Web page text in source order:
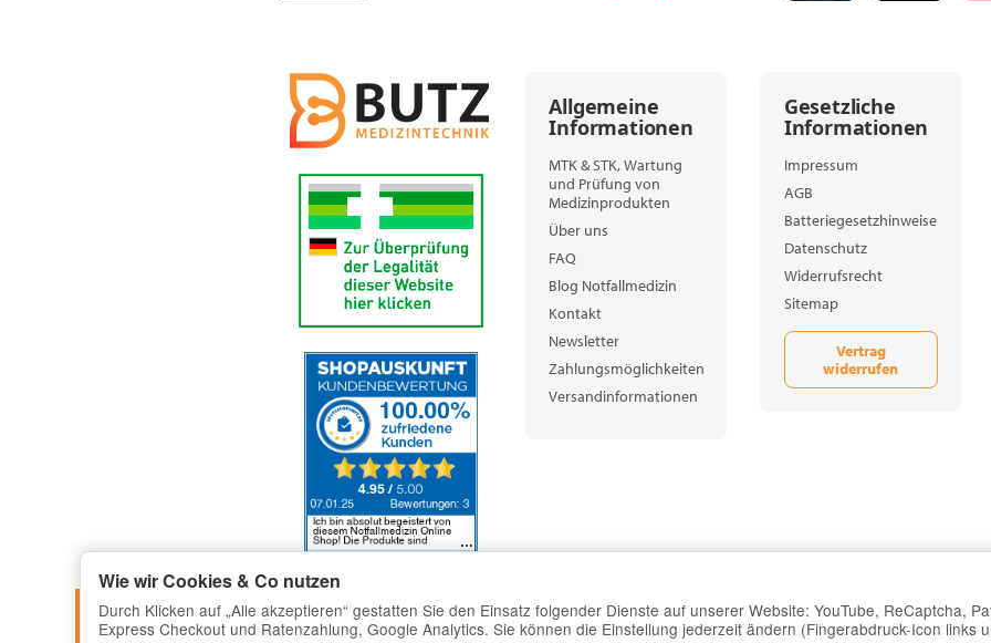
Allgemeine
Informationen
MTK & STK, Wartung
und Prüfung von
Medizinprodukten
Über uns
FAQ
Blog Notfallmedizin
Kontakt
Newsletter
Zahlungsmöglichkeiten
Versandinformationen
Gesetzliche
Informationen
Impressum
AGB
Batteriegesetzhinweise
Datenschutz
Widerrufsrecht
Sitemap
Vertrag
widerrufen
Wie wir Cookies & Co nutzen
Durch Klicken auf „Alle akzeptieren“ gestatten Sie den Einsatz folgender Dienste auf unserer Website: YouTube, ReCaptcha,
Express Checkout und Ratenzahlung, Google Analytics. Sie können die Einstellung jederzeit ändern (Fingerabdruck-Icon links